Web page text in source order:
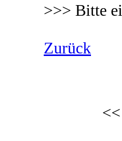
>>> Bitte
Zurück